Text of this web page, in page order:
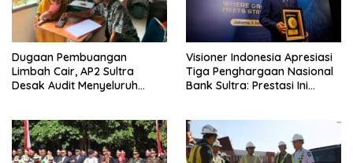
Dugaan Pembuangan
Limbah Cair, AP2 Sultra
Desak Audit Menyeluruh
Hukum
Visioner Indonesia Apresiasi
Tiga Penghargaan Nasional
Bank Sultra: Prestasi Ini
Andri Permana